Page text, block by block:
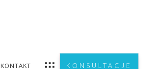
KONTAKT KONSULTACJE